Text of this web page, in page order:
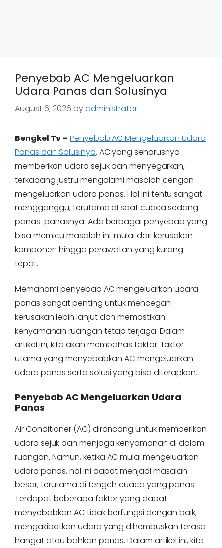
Penyebab AC Mengeluarkan
Udara Panas dan Solusinya
August 6, 2026 byadministrator
Bengkel Tv – Penyebab AC Mengeluarkan Udara
Panas dan Solusinya. AC yang seharusnya
memberikan udara sejuk dan menyegarkan,
terkadang justru mengalami masalah dengan
mengeluarkan udara panas. Hal ini tentu sangat
mengganggu, terutama di saat cuaca sedang
panas-panasnya. Ada berbagai penyebab yang
bisa memicu masalah ini, mulai dari kerusakan
komponen hingga perawatan yang kurang
tepat.
Memahami penyebab AC mengeluarkan udara
panas sangat penting untuk mencegah
kerusakan lebih lanjut dan memastikan
kenyamanan ruangan tetap terjaga. Dalam
artikel ini, kita akan membahas faktor-faktor
utama yang menyebabkan AC mengeluarkan
udara panas serta solusi yang bisa diterapkan.
Penyebab AC Mengeluarkan Udara
Panas
Air Conditioner (AC) dirancang untuk memberikan
udara sejuk dan menjaga kenyamanan di dalam
ruangan. Namun, ketika AC mulai mengeluarkan
udara panas, hal ini dapat menjadi masalah
besar, terutama di tengah cuaca yang panas.
Terdapat beberapa faktor yang dapat
menyebabkan AC tidak berfungsi dengan baik,
mengakibatkan udara yang dihembuskan terasa
hangat atau bahkan panas. Dalam artikel ini, kita